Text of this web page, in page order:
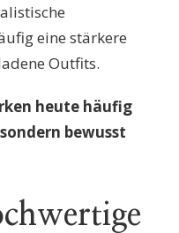
eine stärkere
Outfits.
heute häufig
bewusst